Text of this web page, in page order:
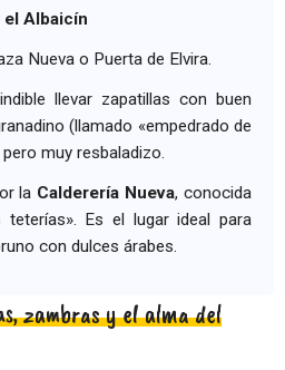
el Albaicín
Nueva o Puerta de Elvira.
llevar zapatillas con buen
(llamado «empedrado de
muy resbaladizo.
la Calderería Nueva, conocida
Es el lugar ideal para
con dulces árabes.
zambras y el alma del